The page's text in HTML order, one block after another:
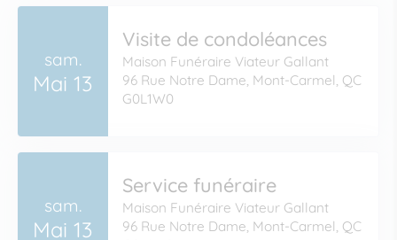
sam.
Mai 13
Visite de condoléances
Maison Funéraire Viateur Gallant
96 Rue Notre Dame, Mont-Carmel, QC
G0L1W0
sam.
Mai 13
Service funéraire
Maison Funéraire Viateur Gallant
96 Rue Notre Dame, Mont-Carmel, QC